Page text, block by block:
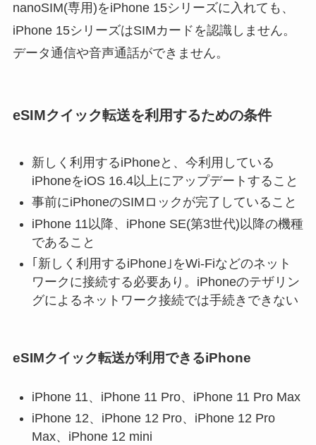
nanoSIM(専用)をiPhone 15シリーズに入れても、
iPhone 15シリーズはSIMカードを認識しません。
データ通信や音声通話ができません。
eSIMクイック転送を利用するための条件
新しく利用するiPhoneと、今利用している
iPhoneをiOS 16.4以上にアップデートすること
事前にiPhoneのSIMロックが完了していること
iPhone 11以降、iPhone SE(第3世代)以降の機種
であること
｢新しく利用するiPhone｣をWi-Fiなどのネット
ワークに接続する必要あり。iPhoneのテザリン
グによるネットワーク接続では手続きできない
eSIMクイック転送が利用できるiPhone
iPhone 11、iPhone 11 Pro、iPhone 11 Pro Max
iPhone 12、iPhone 12 Pro、iPhone 12 Pro
Max、iPhone 12 mini